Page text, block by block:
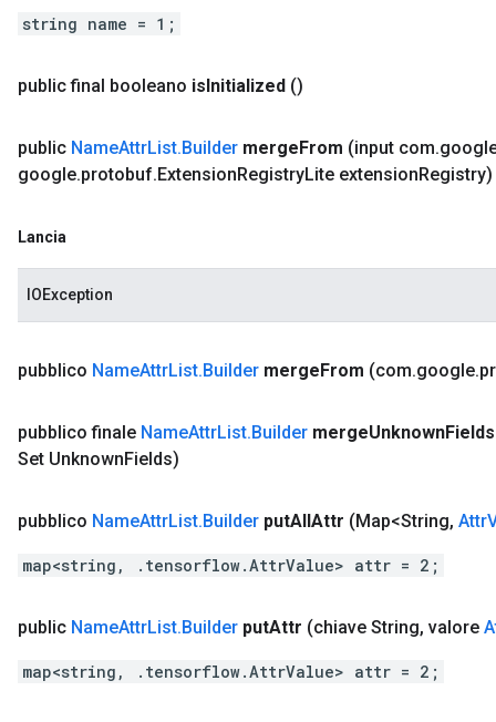
string name = 1;
public final booleano isInitialized ()
public NameAttrList.Builder mergeFrom (input com.
google.protobuf.ExtensionRegistryLite extensionRegistry)
Lancia
IOException
pubblico NameAttrList.Builder mergeFrom (com.google.
pubblico finale NameAttrList.Builder mergeUnknownFields
Set UnknownFields)
pubblico NameAttrList.Builder putAllAttr (Map<String, Attr
map<string, .tensorflow.AttrValue> attr = 2;
public NameAttrList.Builder putAttr (chiave String, valore
map<string, .tensorflow.AttrValue> attr = 2;